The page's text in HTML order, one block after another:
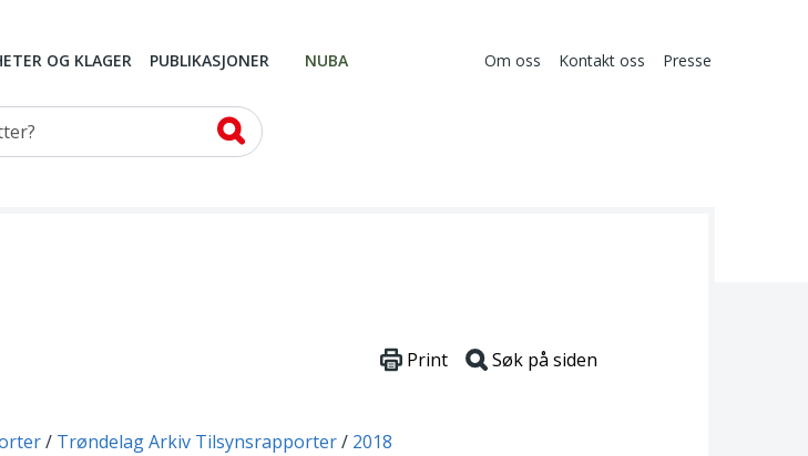
OG KLAGER PUBLIKASJONER NUBA Om oss Kontakt oss Presse
Trøndelag Arkiv Tilsynsrapporter 2018
Print Søk på siden